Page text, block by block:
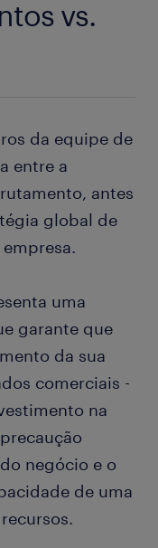
vs.
da equipe de
entre a
antes
global de
uma
garante que
da sua
comerciais -
na
negócio e o
de uma